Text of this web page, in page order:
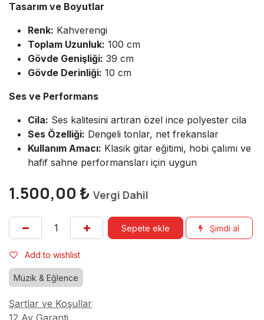
Tasarım ve Boyutlar
Renk: Kahverengi
Toplam Uzunluk: 100 cm
Gövde Genişliği: 39 cm
Gövde Derinliği: 10 cm
Ses ve Performans
Cila: Ses kalitesini artıran özel ince polyester cila
Ses Özelliği: Dengeli tonlar, net frekanslar
Kullanım Amacı: Klasik gitar eğitimi, hobi çalımı ve
hafif sahne performansları için uygun
1.500,00 ₺ Vergi Dahil
Sepete ekle Şimdi al
Add to wishlist
Müzik & Eğlence
Şartlar ve Koşullar